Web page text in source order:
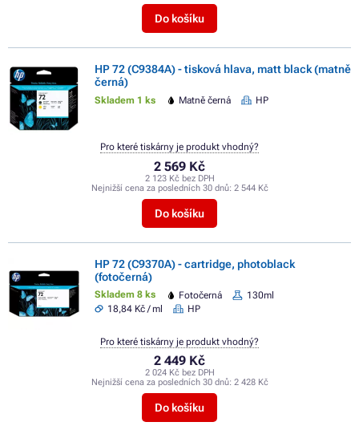
Do košíku
HP 72 (C9384A) - tisková hlava, matt black (matně
černá)
Skladem 1 ks Matně černá HP
2 569 Kč
2 123 Kč bez DPH
Nejnižší cena za posledních 30 dnů: 2 544 Kč
Do košíku
Pro které tiskárny je produkt vhodný?
HP 72 (C9370A) - cartridge, photoblack
(fotočerná)
Skladem 8 ks Fotočerná
130ml
18,84 Kč / ml
HP
2 449 Kč
2 024 Kč bez DPH
Nejnižší cena za posledních 30 dnů: 2 428 Kč
Do košíku
Pro které tiskárny je produkt vhodný?